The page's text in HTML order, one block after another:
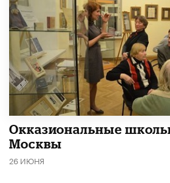
​Окказиональные
Москвы
26 ИЮНЯ